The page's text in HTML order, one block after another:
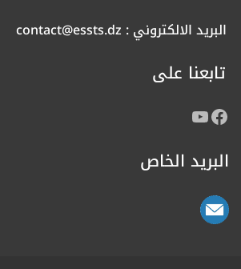
البريد الالكتروني : contact@essts.dz
تابعنا على
البريد الخاص